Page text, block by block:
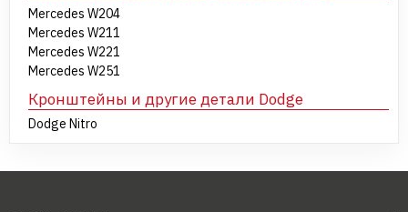
Mercedes W204
Mercedes W211
Mercedes W221
Mercedes W251
Кронштейны и другие детали Dodge
Dodge Nitro